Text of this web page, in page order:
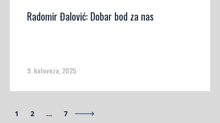
Radomir Đalović: Dobar bod za nas
9. kolovoza, 2025
1 2 … 7